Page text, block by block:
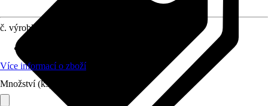
č. výrobku
Více informací o zboží
Množství (ks)